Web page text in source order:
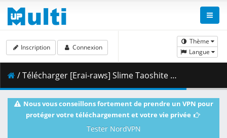
Thème
Langue
Inscription Connexion
/ Télécharger [Erai-raws] Slime Taoshite 300-nen Shiranai Uchi ni Level Max ni Nattemashita - 08 [720p][Multiple Subtitle][AB5E61BF].mkv.002 ( 352.58 MB )
Nous vous conseillons fortement de prendre un VPN pour
protéger votre téléchargement et votre vie privée
Tester NordVPN